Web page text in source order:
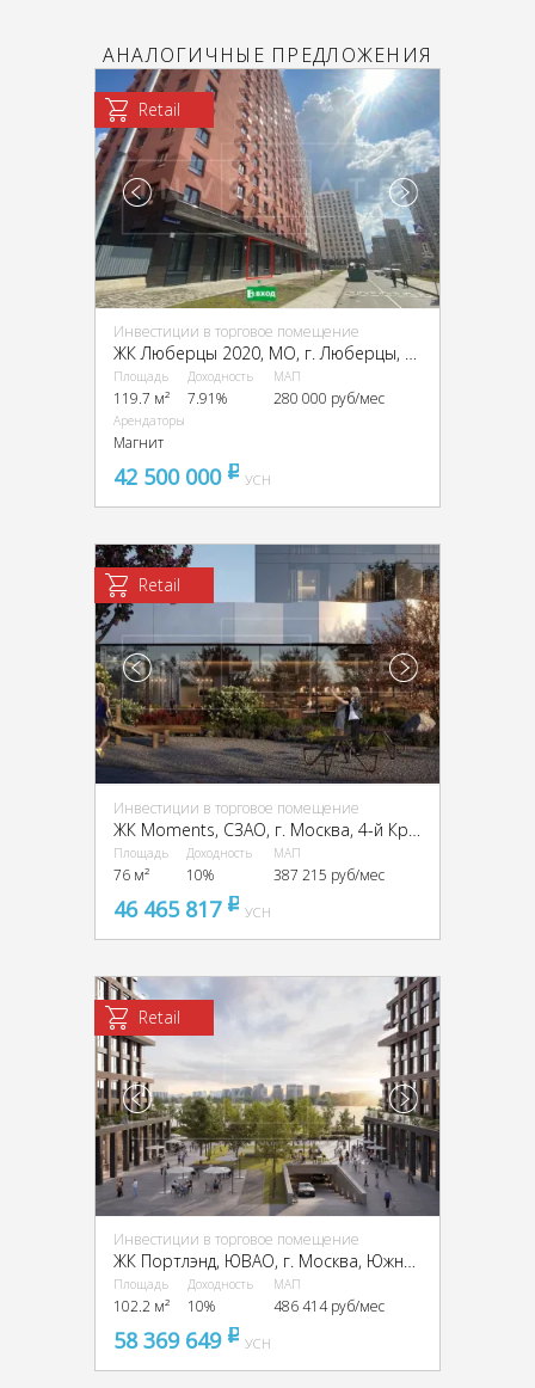
АНАЛОГИЧНЫЕ ПРЕДЛОЖЕНИЯ
Retail
Инвестиции в торговое помещение
ЖК Люберцы 2020, МО, г. Люберцы, мкр. Зенино, Некрасовский пр-д, 13
Площадь
119.7 м²
Доходность
7.91%
МАП
280 000 руб/мес
Арендаторы
Магнит
42 500 000 pуб
УСН
Retail
Инвестиции в торговое помещение
Площадь
76 м²
Доходность
10%
МАП
387 215 руб/мес
46 465 817 pуб
УСН
Retail
Инвестиции в торговое помещение
ЖК Портлэнд, ЮВАО, г. Москва, Южнопортовая ул., 42с5
Площадь
102.2 м²
Доходность
10%
МАП
486 414 руб/мес
58 369 649 pуб
УСН